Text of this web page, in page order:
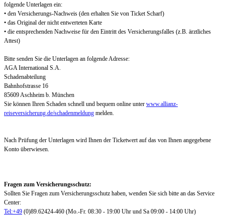
folgende Unterlagen ein:
• den Versicherungs-Nachweis (den erhalten Sie von Ticket Scharf)
• das Original der nicht entwerteten Karte
• die entsprechenden Nachweise für den Eintritt des Versicherungsfalles (z.B. ärztliches
Attest)
Bitte senden Sie die Unterlagen an folgende Adresse:
AGA International S.A.
Schadenabteilung
Bahnhofstrasse 16
85609 Aschheim b. München
Sie können Ihren Schaden schnell und bequem online unter www.allianz-
reiseversicherung.de/schadenmeldung melden.
Nach Prüfung der Unterlagen wird Ihnen der Ticketwert auf das von Ihnen angegebene
Konto überwiesen.
Fragen zum Versicherungsschutz:
Sollten Sie Fragen zum Versicherungsschutz haben, wenden Sie sich bitte an das Service
Center:
Tel:+49 (0)89.62424-460 (Mo.-Fr. 08:30 - 19:00 Uhr und Sa 09:00 - 14:00 Uhr)